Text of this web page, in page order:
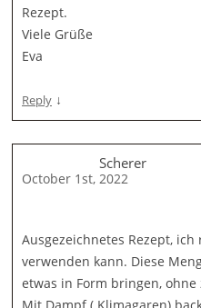
Rezept.
Viele Grüße
Eva
Reply ↓
Scherer
October 1st, 2022
Ausgezeichnetes Rezept,
verwenden kann. Diese
etwas in Form bringen,